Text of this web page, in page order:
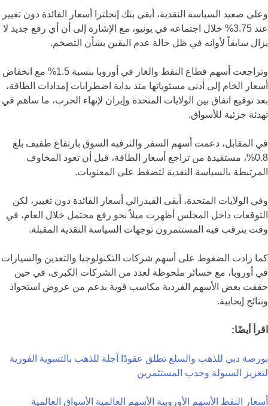
وعلى صعيد السياسة النقدية، أبقى بنك إنجلترا أسعار الفائدة دون تغيير
عند 3.75% خلال اجتماعه في يونيو، مع الإشارة إلى أن أي رفع جديد لا
يزال سابقاً لأوانه في ظل حالة عدم اليقين بشأن التضخم.
وتراجعت أسهم قطاع النفط والغاز في أوروبا بنسبة 1.5% مع انخفاض
أسعار الخام إلى أدنى مستوياتها منذ بداية اضطرابات إمدادات الطاقة،
بعد توقيع اتفاق بين الولايات المتحدة وإيران لإنهاء الحرب، ما ساهم في
تهدئة جزئية للأسواق.
في المقابل، دعمت أسهم السفر والترفيه السوق بارتفاع طفيف بلغ
0.8%، مستفيدة من تراجع أسعار الطاقة، قبل أن تعود المخاوف
المرتبطة بالسياسة النقدية لتضغط على المعنويات.
وفي الولايات المتحدة، أبقى الفيدرالي أسعار الفائدة دون تغيير، لكن
التوقعات داخل المجلس أظهرت ميلاً نحو رفع محتمل خلال العام، في
وقت يترقب فيه المستثمرون توجهات السياسة النقدية المقبلة.
كما زادت الضغوط على أسهم شركات التكنولوجيا والتعدين والسيارات
في أوروبا، مع خسائر ملحوظة لعدد من الشركات الكبرى، في حين
حققت بعض الأسهم الفردية مكاسب قوية بدعم من عروض استحواذ
ونتائج إيجابية.
اقرأ أيضًا:
بورصة دبي للذهب والسلع تطلق عقودًا آجلة للذهب بالتسوية الفورية
لتعزيز السيولة وجذب المستثمرين
أسعار النفط الأسهم الأوروبية الأسهم العالمية الأسواق العالمية